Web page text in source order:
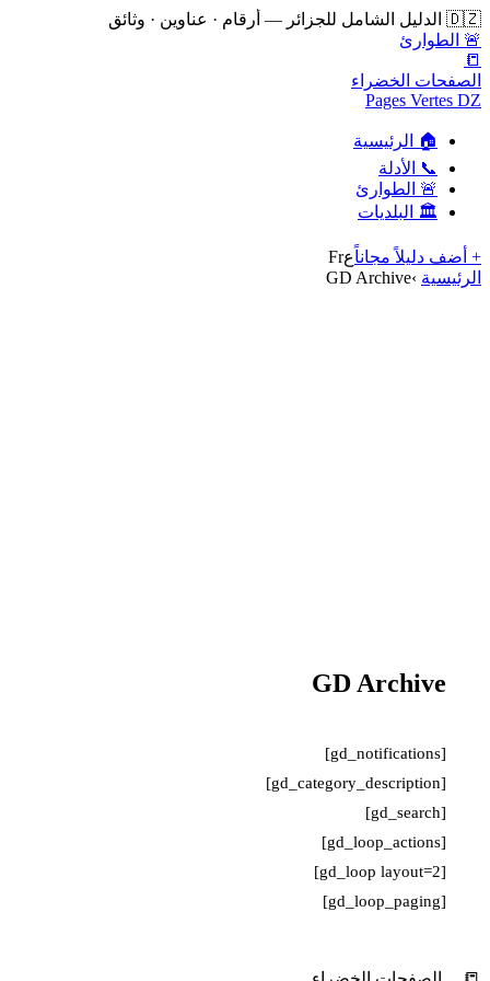
🇩🇿 الدليل الشامل للجزائر — أرقام · عناوين · وثائق
🚨 الطوارئ
📒
الصفحات الخضراء
Pages Vertes DZ
🏠 الرئيسية
📞 الأدلة
🚨 الطوارئ
🏛️ البلديات
+ أضف دليلاً مجاناًعFr
الرئيسية ›
GD Archive
GD Archive
[gd_notifications]
[gd_category_description]
[gd_search]
[gd_loop_actions]
[gd_loop layout=2]
[gd_loop_paging]